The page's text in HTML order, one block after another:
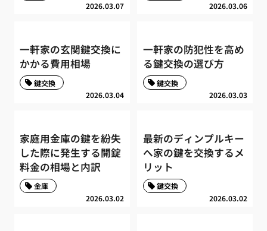
2026.03.07 2026.03.06
一軒家の玄関鍵交換に
かかる費用相場
2026.03.04
鍵交換
一軒家の防犯性を高め
る鍵交換の選び方
2026.03.03
鍵交換
家庭用金庫の鍵を紛失
した際に発生する開錠
料金の相場と内訳
2026.03.02
金庫
最新のディンプルキー
へ家の鍵を交換するメ
リット
2026.03.02
鍵交換